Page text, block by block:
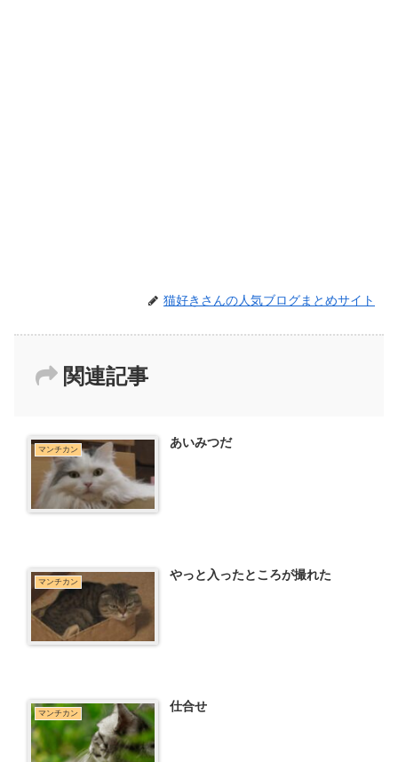
猫好きさんの人気ブログまとめサイト
関連記事
マンチカン あいみつだ
マンチカン やっと入ったところが撮れた
マンチカン 仕合せ